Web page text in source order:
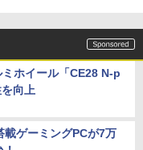
ホイール「CE28 N-p
向上
ゲーミングPCが7万